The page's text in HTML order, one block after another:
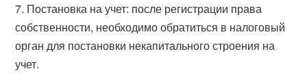
7. Постановка на учет: после регистрации права
собственности, необходимо обратиться в налоговый
орган для постановки некапитального строения на
учет.